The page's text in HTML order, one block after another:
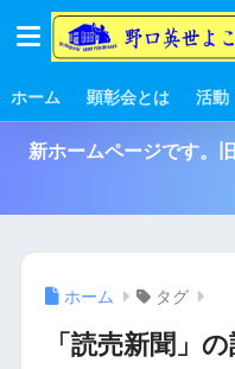
ホーム 顕彰会とは 活動
新ホームページです。
ホーム タグ
「読売新聞」